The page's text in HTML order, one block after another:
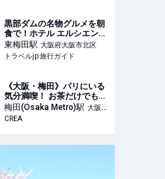
黒部ダムの名物グルメを朝
食で！ホテル エルシエント
大阪梅田に「ダムカレー」
が期間限定登場 | 大阪府 | ト
ラベルjp 旅行ガイド
東梅田駅 大阪府大阪市北区
トラベルjp 旅行ガイド
《大阪・梅田》パリにいる
気分満喫！ お茶だけでもコ
ースでも使えるフレンチの
巨匠、アラン・デュカス氏
梅田(Osaka Metro)駅 大阪府
大阪市北区
CREA